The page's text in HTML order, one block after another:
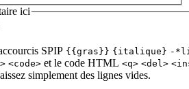
ici
SPIP {{gras}} {italique} -
<code> et le code HTML <q> <del>
simplement des lignes vides.